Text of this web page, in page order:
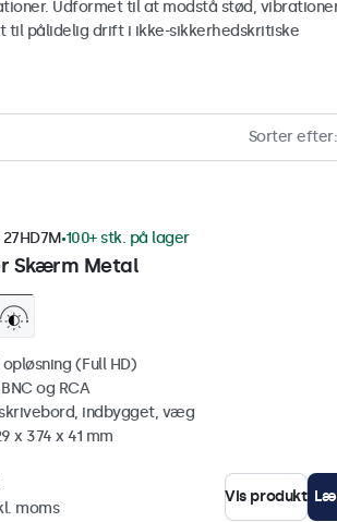
Udformet til at modstå stød,
til pålidelig drift i ikke-sikkerhedskritiske
Sorter efter:
Skærm Metal
27HD7M 100+ stk. på lager
opløsning (Full HD)
og RCA
indbygget, væg
x 374 x 41 mm
moms
Vis produkt